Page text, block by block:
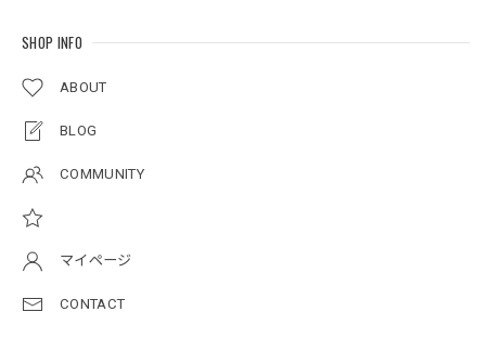
SHOP INFO
ABOUT
BLOG
COMMUNITY
マイページ
CONTACT